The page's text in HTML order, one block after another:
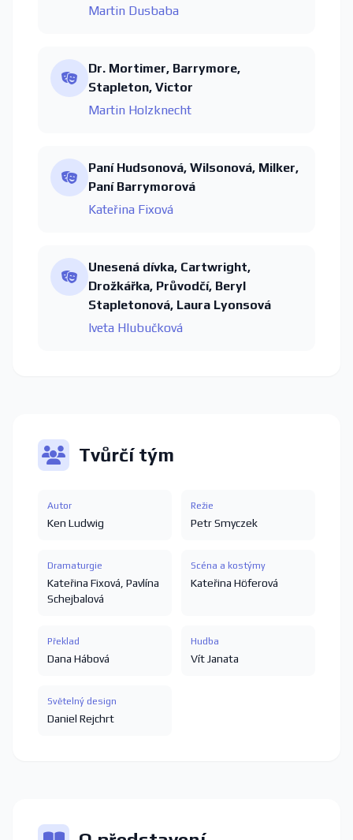
Martin Dusbaba
Dr. Mortimer, Barrymore,
Stapleton, Victor
Martin Holzknecht
Paní Hudsonová, Wilsonová, Milker,
Paní Barrymorová
Kateřina Fixová
Unesená dívka, Cartwright,
Drožkářka, Průvodčí, Beryl
Stapletonová, Laura Lyonsová
Iveta Hlubučková
Tvůrčí tým
Autor
Ken Ludwig
Režie
Petr Smyczek
Dramaturgie
Kateřina Fixová Pavlína
Schejbalová
Scéna a kostýmy
Kateřina Höferová
Překlad
Dana Hábová
Hudba
Vít Janata
Světelný design
Daniel Rejchrt